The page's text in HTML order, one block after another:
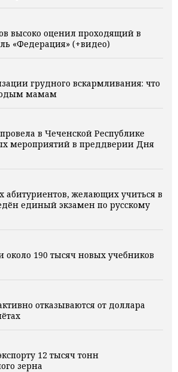
высоко оценил проходящий в
«Федерация» (+видео)
грудного вскармливания: что
мамам
в Чеченской Республике
мероприятий в преддверии Дня
абитуриентов, желающих учиться в
единый экзамен по русскому
около 190 тысяч новых учебников
отказываются от доллара
12 тысяч тонн
зерна